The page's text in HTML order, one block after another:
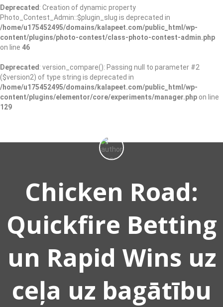
Deprecated : Creation of dynamic property
Photo_Contest_Admin::$plugin_slug is deprecated in
/home/u175452495/domains/kalapeet.com/public_html/wp-
content/plugins/photo-contest/class-photo-contest-admin.php
on line 46
Deprecated : version_compare(): Passing null to parameter #2
($version2) of type string is deprecated in
/home/u175452495/domains/kalapeet.com/public_html/wp-
content/plugins/elementor/core/experiments/manager.php on line
129
Chicken Road:
Quickfire Betting
un Rapid Wins uz
ceļa uz bagātību